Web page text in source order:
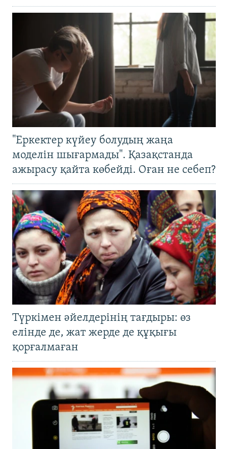
"Еркектер күйеу болудың жаңа
моделін шығармады". Қазақстанда
ажырасу қайта көбейді. Оған не себеп?
Түркімен әйелдерінің тағдыры: өз
елінде де, жат жерде де құқығы
қорғалмаған